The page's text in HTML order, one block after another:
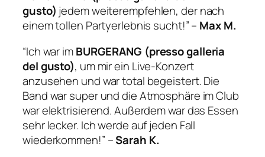
gusto) jedem weiterempfehlen, der nach
einem tollen Partyerlebnis sucht!” – Max M.
“Ich war imBURGERANG (presso galleria
del gusto), um mir ein Live-Konzert
anzusehen und war total begeistert. Die
Band war super und die Atmosphäre im Club
war elektrisierend. Außerdem war das Essen
sehr lecker. Ich werde auf jeden Fall
wiederkommen!” –Sarah K.